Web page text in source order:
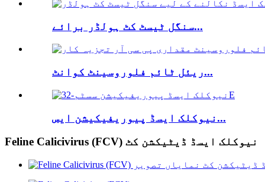
سنگل ٹیسٹ کٹ ہولڈر برائے...
ریئل ٹائم فلوروسینٹ کوانٹ...
نیوکلک ایسڈ پیوریفیکیشن ایس...
Feline Calicivirus (FCV) نیوکلک ایسڈ ڈیٹیکشن کٹ